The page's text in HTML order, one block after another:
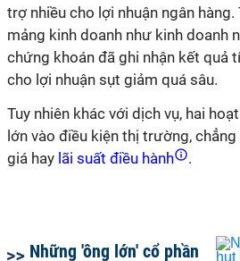
trợ nhiều cho lợi nhuận ngân hàng.
mảng kinh doanh như kinh doanh
chứng khoán đã ghi nhận kết quả
cho lợi nhuận sụt giảm quá sâu.
Tuy nhiên khác với dịch vụ, hai
lớn vào điều kiện thị trường,
giá hay lãi suất điều hành .
Những 'ông lớn' cổ phần